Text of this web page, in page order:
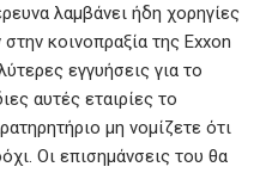
λαμβάνει ήδη χορηγίες
κοινοπραξία της Exxon
εγγυήσεις για το
αυτές εταιρίες το
μη νομίζετε ότι
Οι επισημάνσεις του θα